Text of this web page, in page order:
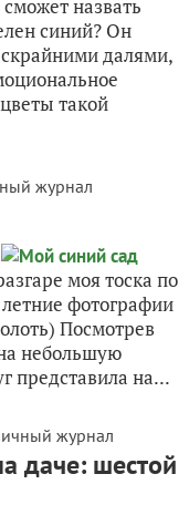
назвать
синий? Он
далями,
такой
журнал
моя тоска по
фотографии
Посмотрев
небольшую
представила на...
журнал
даче: шестой